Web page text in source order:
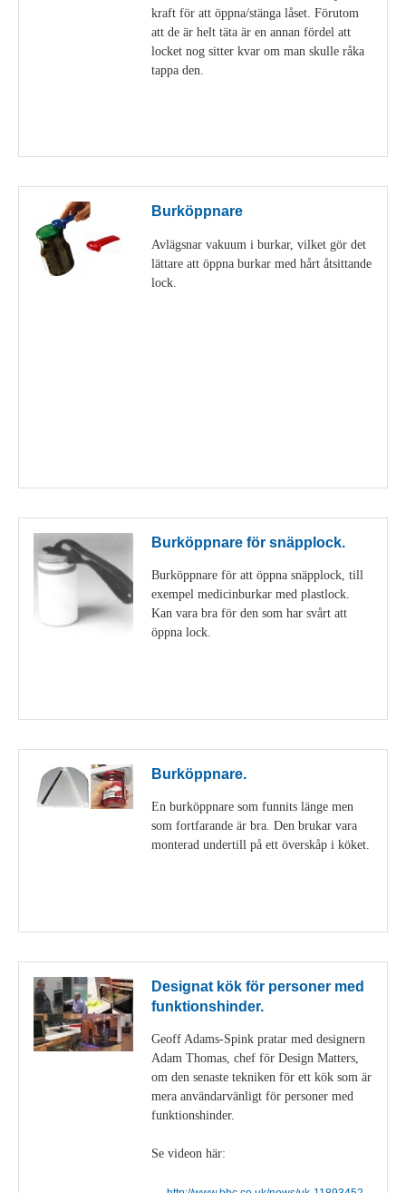
kraft för att öppna/stänga låset. Förutom
att de är helt täta är en annan fördel att
locket nog sitter kvar om man skulle råka
tappa den.
Burköppnare
Avlägsnar vakuum i burkar, vilket gör det
lättare att öppna burkar med hårt åtsittande
lock.
Burköppnare för snäpplock.
Burköppnare för att öppna snäpplock, till
exempel medicinburkar med plastlock.
Kan vara bra för den som har svårt att
öppna lock.
Burköppnare.
En burköppnare som funnits länge men
som fortfarande är bra. Den brukar vara
monterad undertill på ett överskåp i köket.
Designat kök för personer med
funktionshinder.
Geoff Adams-Spink pratar med designern
Adam Thomas, chef för Design Matters,
om den senaste tekniken för ett kök som är
mera användarvänligt för personer med
funktionshinder.
Se videon här: